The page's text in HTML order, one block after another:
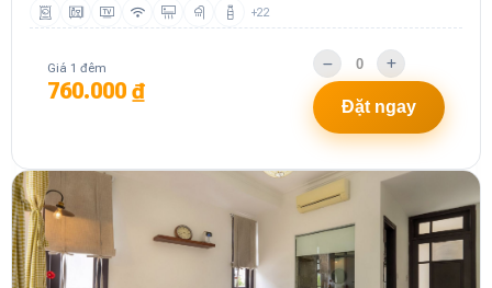
+22
Giá 1 đêm
760.000 ₫
Đặt ngay